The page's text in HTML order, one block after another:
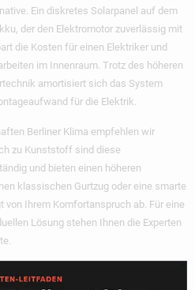
Ein diskretes Solarpanel auf dem
der den Elektromotor zuverlässig mit
die Kosten für einen Elektriker und
im Innenraum. Trotz des höheren
amortisiert sich das System
für die Elektrik.
Berliner Klima empfehlen wir
zu Kunststoff sind diese
und bieten einen höheren
klassischen Gurtzug oder eine smarte
von Ihrem Komfortanspruch ab. Für eine
Lösung stehen Ihnen die Experten